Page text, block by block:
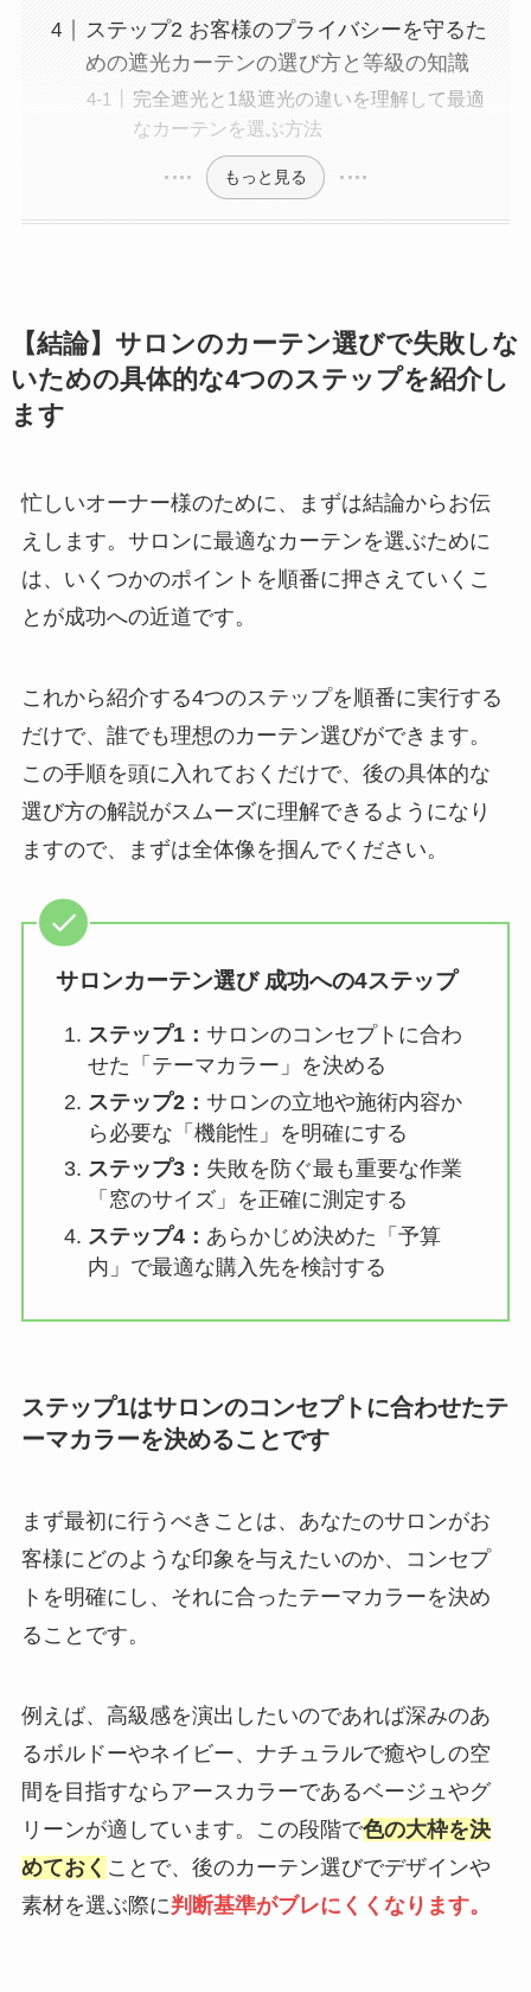
ステップ2 お客様のプライバシーを守るた
めの遮光カーテンの選び方と等級の知識
完全遮光と1級遮光の違いを理解して最適
なカーテンを選ぶ方法
もっと見る
【結論】サロンのカーテン選びで失敗しな
いための具体的な4つのステップを紹介し
ます
忙しいオーナー様のために、まずは結論からお伝
えします。サロンに最適なカーテンを選ぶために
は、いくつかのポイントを順番に押さえていくこ
とが成功への近道です。
これから紹介する4つのステップを順番に実行する
だけで、誰でも理想のカーテン選びができます。
この手順を頭に入れておくだけで、後の具体的な
選び方の解説がスムーズに理解できるようになり
ますので、まずは全体像を掴んでください。
サロンカーテン選び 成功への4ステップ
ステップ1： サロンのコンセプトに合わ
せた「テーマカラー」を決める
ステップ2： サロンの立地や施術内容か
ら必要な「機能性」を明確にする
ステップ3： 失敗を防ぐ最も重要な作業
「窓のサイズ」を正確に測定する
ステップ4： あらかじめ決めた「予算
内」で最適な購入先を検討する
ステップ1はサロンのコンセプトに合わせたテ
ーマカラーを決めることです
まず最初に行うべきことは、あなたのサロンがお
客様にどのような印象を与えたいのか、コンセプ
トを明確にし、それに合ったテーマカラーを決め
ることです。
例えば、高級感を演出したいのであれば深みのあ
るボルドーやネイビー、ナチュラルで癒やしの空
間を目指すならアースカラーであるベージュやグ
リーンが適しています。この段階で色の大枠を決
めておく ことで、後のカーテン選びでデザインや
素材を選ぶ際に判断基準がブレにくくなります。